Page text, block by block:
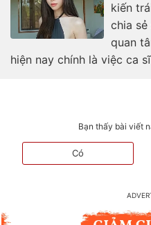
kiến
chia sẻ
quan
hiện nay chính là việc ca
Bạn thấy bài viết
Có